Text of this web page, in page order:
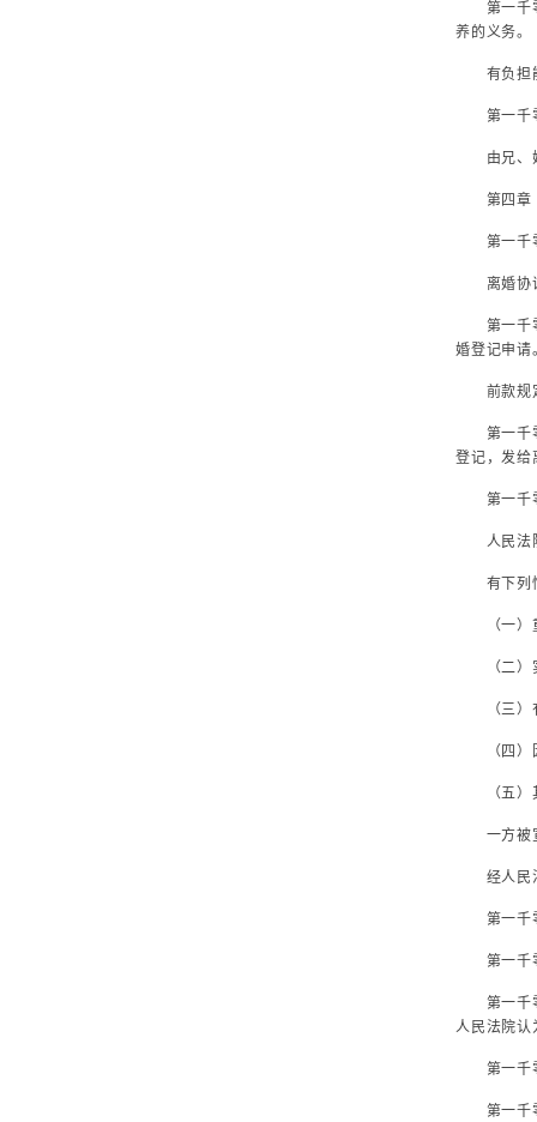
第一千零
养的义务。
有负担能
第一千零
由兄、姐
第四章
第一千零
离婚协议
第一千零
婚登记申请
前款规定
第一千零
登记，发给
第一千零
人民法院
有下列情
（一）重
（二）实
（三）有
（四）因
（五）其
一方被宣
经人民法
第一千零
第一千零
第一千零
人民法院认
第一千零
第一千零